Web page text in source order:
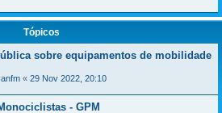
Tópicos
sobre equipamentos de mobilidade
« 29 Nov 2022, 20:10
- GPM